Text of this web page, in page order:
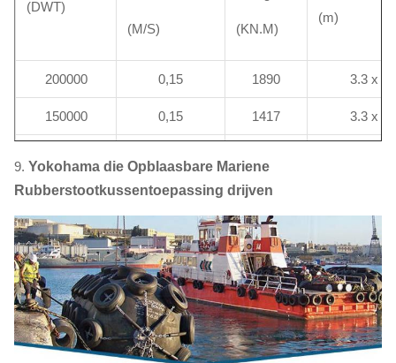
(DWT)
(M/S) (KN.M)
(m)
200000 0,15 1890 3.3 x
150000 0,15 1417 3.3 x
85000 0,17 1031
50000 680 2.5 x
40000 0,20 672 2.5 x
30000 0,22 609 2.5 x
20000 0,25 525 2.5 x
9. Yokohama die Opblaasbare Mariene
Rubberstootkussentoepassing drijven